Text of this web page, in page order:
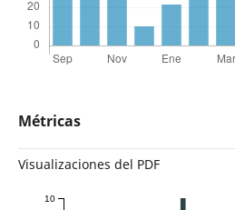
Métricas
Visualizaciones del PDF
10